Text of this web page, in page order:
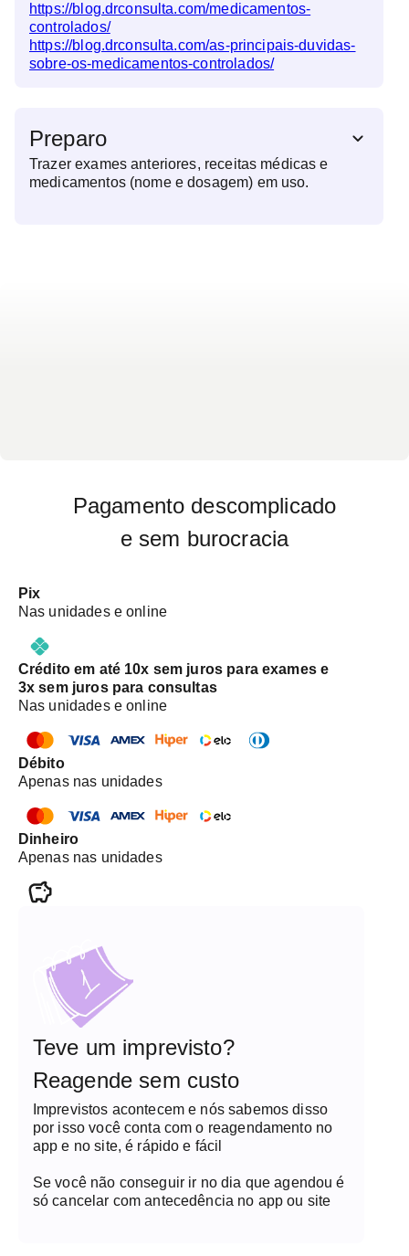
https://blog.drconsulta.com/medicamentos-
controlados/
https://blog.drconsulta.com/as-principais-duvidas-
sobre-os-medicamentos-controlados/
Preparo
Trazer exames anteriores, receitas médicas e
medicamentos (nome e dosagem) em uso.
Pagamento descomplicado
e sem burocracia
Pix
Nas unidades e online
Crédito em até 10x sem juros para exames e
3x sem juros para consultas
Nas unidades e online
Débito
Apenas nas unidades
Dinheiro
Apenas nas unidades
Teve um imprevisto?
Reagende sem custo
Imprevistos acontecem e nós sabemos disso
por isso você conta com o reagendamento no
app e no site, é rápido e fácil
Se você não conseguir ir no dia que agendou é
só cancelar com antecedência no app ou site